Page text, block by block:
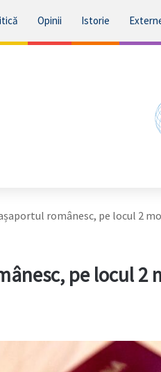
Opinii Istorie
românesc, pe locul 2
pe locul